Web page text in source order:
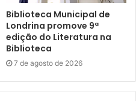
Biblioteca Municipal de
Londrina promove 9ª
edição do Literatura na
Biblioteca
7 de agosto de 2026